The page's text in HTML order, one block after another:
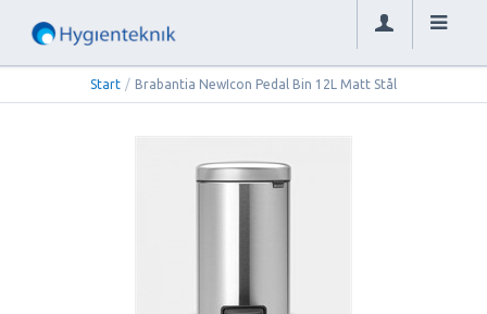
Start / Brabantia NewIcon Pedal Bin 12L Matt Stål